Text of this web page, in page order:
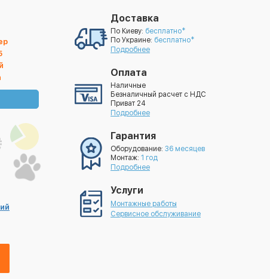
Доставка
По Киеву: бесплатно*
По Украине: бесплатно*
Подробнее
Оплата
Наличные
Безналичный расчет с НДС
Приват 24
Подробнее
Гарантия
Оборудование: 36 месяцев
Монтаж: 1 год
Подробнее
Услуги
Монтажные работы
Сервисное обслуживание